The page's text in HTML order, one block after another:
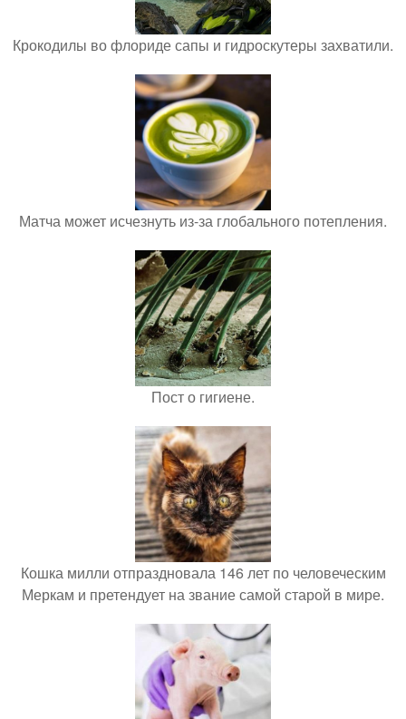
Крокодилы во флориде сапы и гидроскутеры захватили.
Матча может исчезнуть из-за глобального потепления.
Пост о гигиене.
Кошка милли отпраздновала 146 лет по человеческим
Меркам и претендует на звание самой старой в мире.